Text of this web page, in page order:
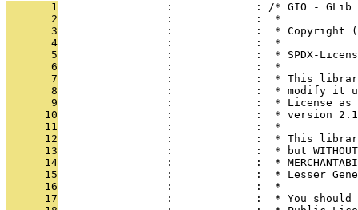
       1
:             : /* GIO -
       2
                 :             :  *
       3
:             :  * Copyright
       4
                 :             :  *
       5
:             :  * SPDX-
       6
                 :             :  *
       7
:             :  * This
       8
:             :  * modify it
       9
:             :  * License
      10
:             :  * version
      11
                 :             :  *
      12
:             :  * This
      13
:             :  * but
      14
:             :  *
      15
:             :  * Lesser
      16
                 :             :  *
      17
:             :  * You